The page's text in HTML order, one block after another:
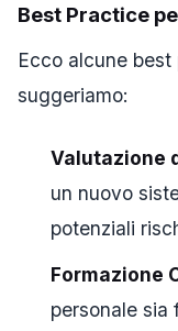
Best Practice
Ecco alcune
suggeriamo:
Valutazione
un nuovo
potenziali
Formazione
personale sia